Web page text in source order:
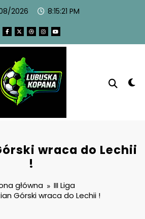
2026 8:15:22 PM
wraca do Lechii
!
główna
III Liga
Górski wraca do Lechii !